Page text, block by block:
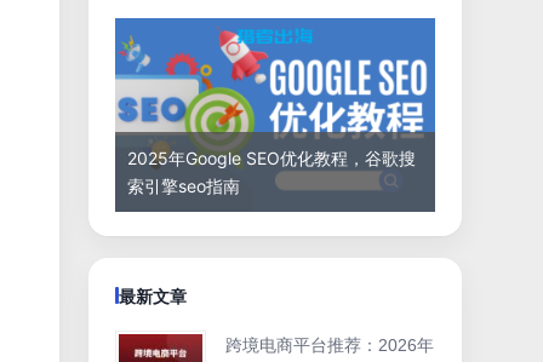
2025年Google SEO优化教程，谷歌搜
索引擎seo指南
最新文章
跨境电商平台推荐：2026年